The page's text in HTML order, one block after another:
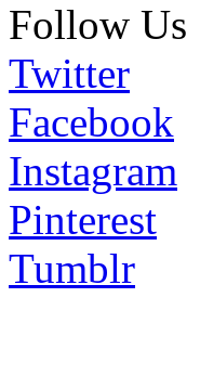
Follow Us
Twitter
Facebook
Instagram
Pinterest
Tumblr